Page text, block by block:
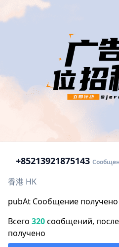
+85213921875143
香港 HK
pubAt Сообщение получено
Всего 320сообщений,
получено